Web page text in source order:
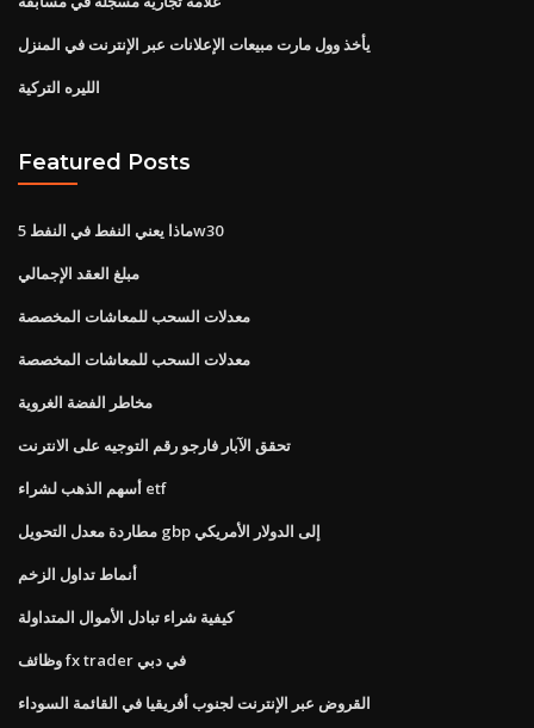
يأخذ وول مارت مبيعات الإعلانات عبر الإنترنت في المنزل
الليره التركية
Featured Posts
ماذا يعني النفط في النفط 5w30
مبلغ العقد الإجمالي
معدلات السحب للمعاشات المخصصة
معدلات السحب للمعاشات المخصصة
مخاطر الفضة الغروية
تحقق الآبار فارجو رقم التوجيه على الانترنت
أسهم الذهب لشراء etf
مطاردة معدل التحويل gbp إلى الدولار الأمريكي
أنماط تداول الزخم
كيفية شراء تبادل الأموال المتداولة
وظائف fx trader في دبي
القروض عبر الإنترنت لجنوب أفريقيا في القائمة السوداء